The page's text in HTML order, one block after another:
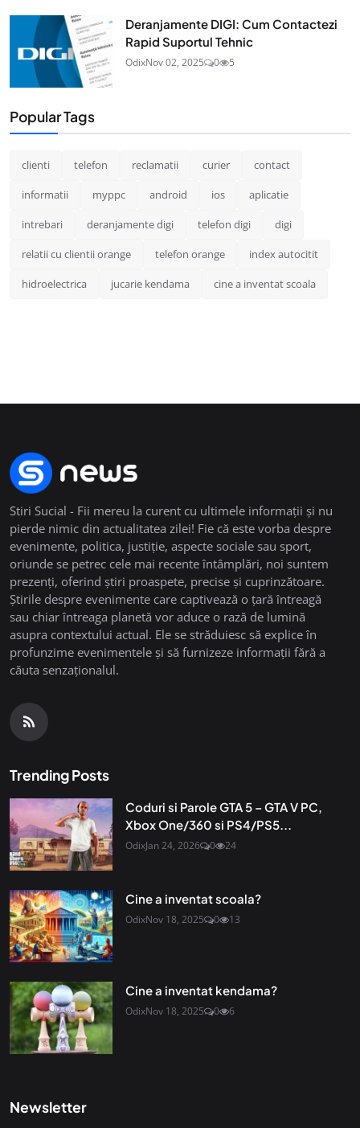
Deranjamente DIGI: Cum Contactezi
Rapid Suportul Tehnic
OdixNov 02, 2025 0 5
Popular Tags
clienti telefon reclamatii curier contact
informatii myppc android ios aplicatie
intrebari deranjamente digi telefon digi digi
relatii cu clientii orange telefon orange index autocitit
hidroelectrica jucarie kendama cine a inventat scoala
Stiri Sucial - Fii mereu la curent cu ultimele informații și nu
pierde nimic din actualitatea zilei! Fie că este vorba despre
evenimente, politica, justiție, aspecte sociale sau sport,
oriunde se petrec cele mai recente întâmplări, noi suntem
prezenți, oferind știri proaspete, precise și cuprinzătoare.
Știrile despre evenimente care captivează o țară întreagă
sau chiar întreaga planetă vor aduce o rază de lumină
asupra contextului actual. Ele se străduiesc să explice în
profunzime evenimentele și să furnizeze informații fără a
căuta senzaționalul.
Trending Posts
Coduri si Parole GTA 5 – GTA V PC,
Xbox One/360 si PS4/PS5...
OdixJan 24, 2026 0 24
Cine a inventat scoala?
OdixNov 18, 2025 0 13
Cine a inventat kendama?
OdixNov 18, 2025 0 6
Newsletter